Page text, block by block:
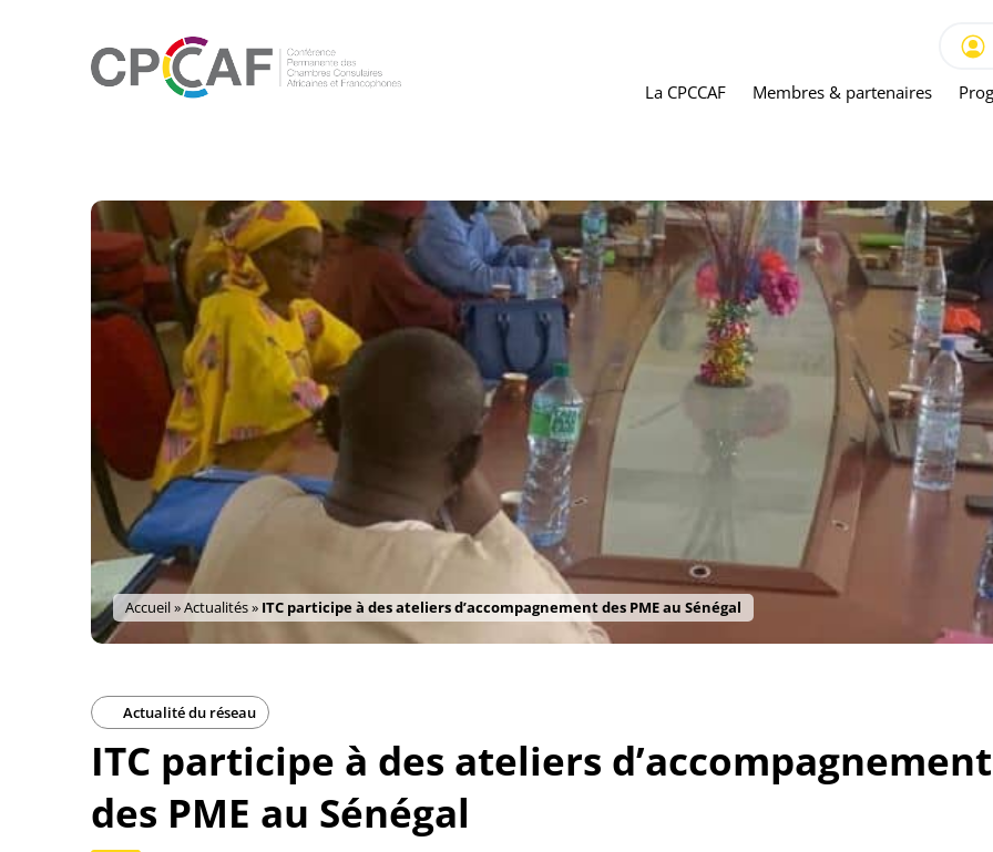
La CPCCAF Membres & partenaires
Accueil»Actualités» ITC participe à des ateliers d’accompagnement des PME au Sénégal
Actualité du réseau
ITC participe à des ateliers d’accompagnement
des PME au Sénégal